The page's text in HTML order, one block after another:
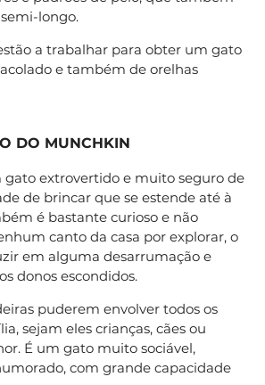
longo.
a trabalhar para obter um gato
e também de orelhas
DO MUNCHKIN
extrovertido e muito seguro de
de brincar que se estende até à
é bastante curioso e não
canto da casa por explorar, o
em alguma desarrumação e
donos escondidos.
puderem envolver todos os
sejam eles crianças, cães ou
É um gato muito sociável,
com grande capacidade